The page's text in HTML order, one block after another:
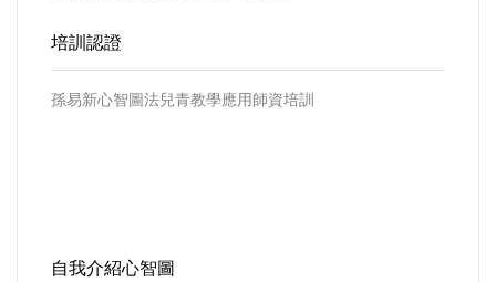
培訓認證
孫易新心智圖法兒青教學應用師資培訓
自我介紹心智圖